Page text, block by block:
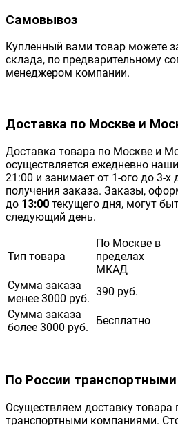
Самовывоз
Купленный вами товар можете
склада, по предварительному
менеджером компании.
Доставка по Москве и
Доставка товара по Москве и
осуществляется ежедневно
21:00 и занимает от 1-ого до 3-х
получения заказа. Заказы,
до 13:00 текущего дня, могут
следующий день.
Тип товара
По Москве в
пределах
МКАД
Сумма заказа
менее 3000 руб.
390 руб.
Сумма заказа
более 3000 руб.
Бесплатно
По России
Осуществляем доставку товара
транспортными компаниями.